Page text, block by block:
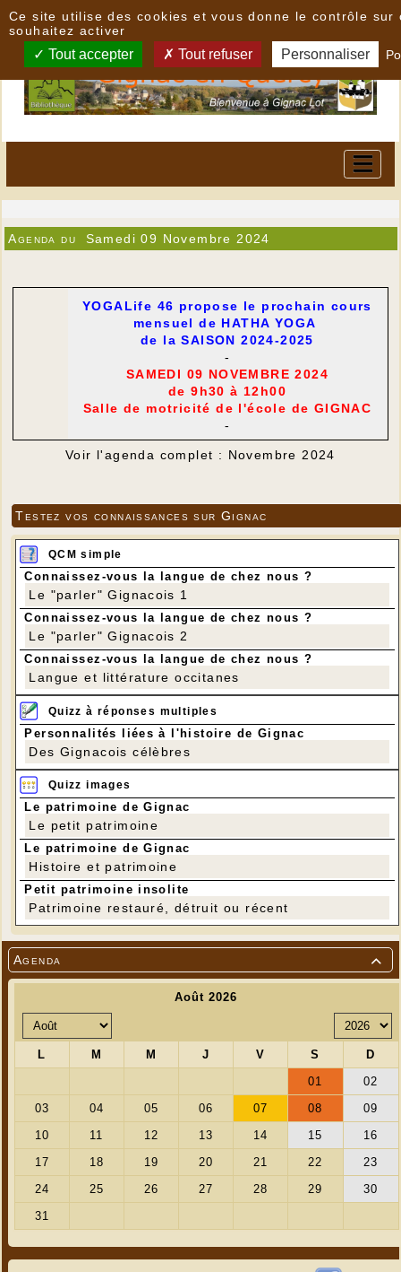

Agenda
Agenda du Samedi 09 Novembre 2024
YOGALife 46 propose le prochain cours
mensuel de HATHA YOGA
de la SAISON 2024-2025
-
SAMEDI 09 NOVEMBRE 2024
de 9h30 à 12h00
Salle de motricité de l'école de GIGNAC
-
Voir l'agenda complet : Novembre 2024
Testez vos connaissances sur Gignac
QCM simple
Connaissez-vous la langue de chez nous ?
Le "parler" Gignacois 1
Connaissez-vous la langue de chez nous ?
Le "parler" Gignacois 2
Connaissez-vous la langue de chez nous ?
Langue et littérature occitanes
Quizz à réponses multiples
Personnalités liées à l'histoire de Gignac
Des Gignacois célèbres
Quizz images
Le patrimoine de Gignac
Le petit patrimoine
Le patrimoine de Gignac
Histoire et patrimoine
Petit patrimoine insolite
Patrimoine restauré, détruit ou récent
Ce site utilise des cookies et vous donne le contrôle sur
souhaitez activer
Tout accepter Tout refuser Personnaliser